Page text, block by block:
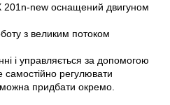
new оснащений двигуном
з великим потоком
і управляється за допомогою
регулювати
придбати окремо.